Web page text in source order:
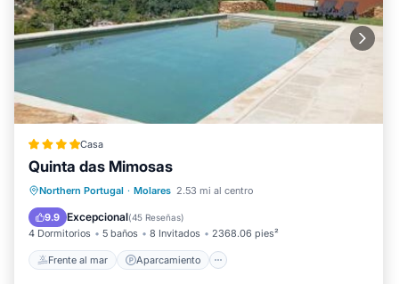
Casa
Quinta das Mimosas
Northern Portugal · Molares 2.53 mi al centro
9.9 Excepcional(45 Reseñas)
4 Dormitorios 5 baños 8 Invitados 2368.06 pies²
Frente al mar Aparcamiento
Frente al mar Aparcamiento
Vista al mar